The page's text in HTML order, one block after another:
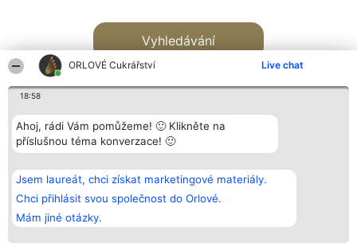
ORLOVÉ Cukrářství Live chat
18:58
Ahoj, rádi Vám pomůžeme! 🙂 Klikněte na
příslušnou téma konverzace! 🙂
Jsem laureát, chci získat marketingové materiály.
Chci přihlásit svou společnost do Orlové.
Mám jiné otázky.
Vyhledávání
Bright Side Solutions sp. z o.
o. sp. k.
ul. Ruska 22
Wrocław 50-079
KRS 0000749100 | Regon
381313360 | NIP 8943132676
Vítězové
Seznam všech
laureátů
Zásady
Zásady
Kontakt